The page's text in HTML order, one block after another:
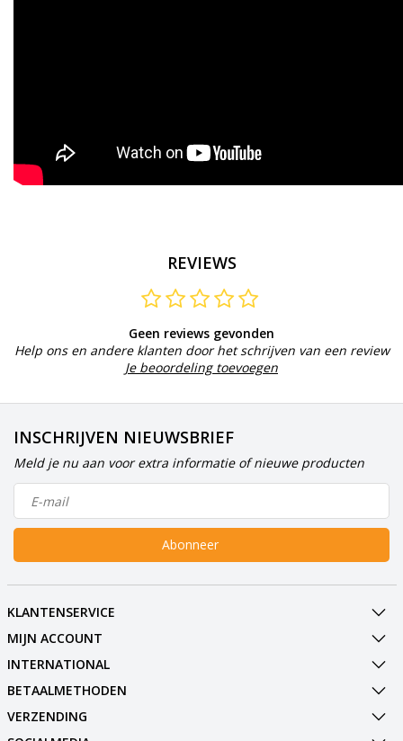
REVIEWS
Geen reviews gevonden
Help ons en andere klanten door het schrijven van een review
Je beoordeling toevoegen
INSCHRIJVEN NIEUWSBRIEF
Meld je nu aan voor extra informatie of nieuwe producten
Abonneer
KLANTENSERVICE
MIJN ACCOUNT
INTERNATIONAL
BETAALMETHODEN
VERZENDING